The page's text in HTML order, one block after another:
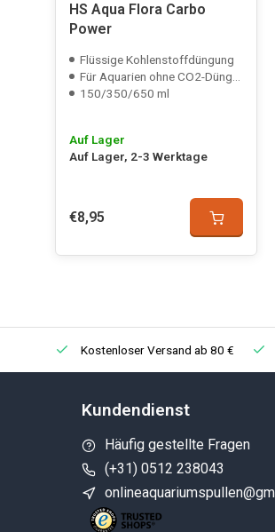
HS Aqua Flora Carbo
Power
Flüssige Kohlenstoffdüngung
Für Aquarien ohne CO2-Düngung
150/350/650 ml
Auf Lager
Auf Lager, 2-3 Werktage
€8,95
Kostenloser Versand ab 80 €
Kundendienst
Häufig gestellte Fragen
(+31) 0512 238043